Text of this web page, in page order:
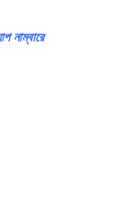
নাম্বারে